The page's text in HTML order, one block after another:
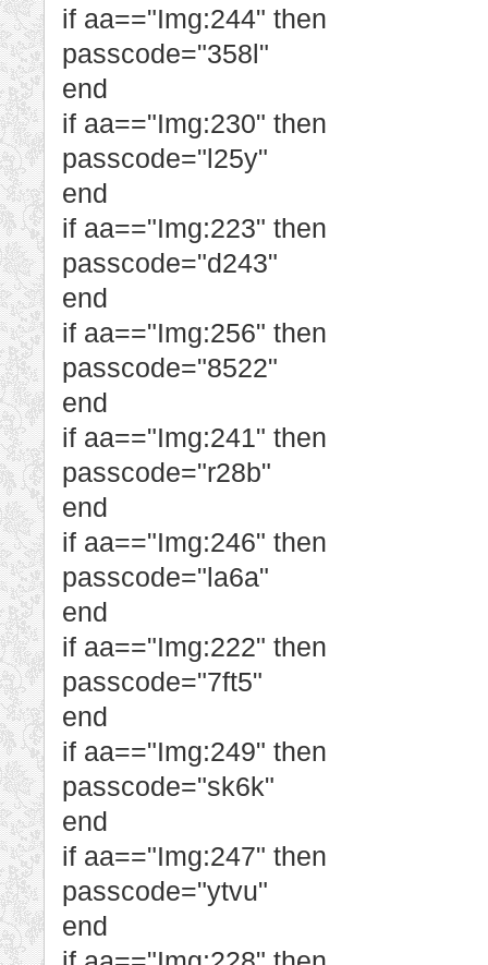
if aa=="Img:244" then
passcode="358l"
end
if aa=="Img:230" then
passcode="l25y"
end
if aa=="Img:223" then
passcode="d243"
end
if aa=="Img:256" then
passcode="8522"
end
if aa=="Img:241" then
passcode="r28b"
end
if aa=="Img:246" then
passcode="la6a"
end
if aa=="Img:222" then
passcode="7ft5"
end
if aa=="Img:249" then
passcode="sk6k"
end
if aa=="Img:247" then
passcode="ytvu"
end